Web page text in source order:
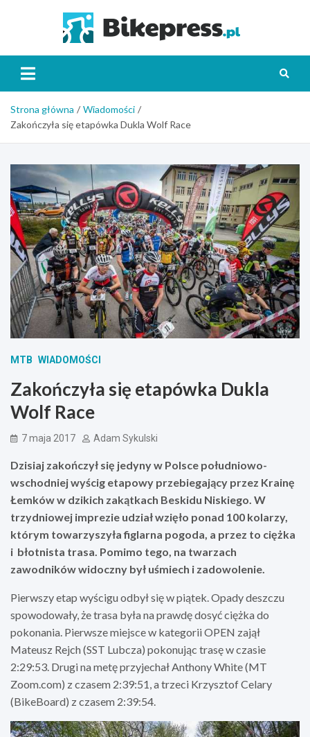
Strona główna
Wiadomości
Zakończyła się etapówka Dukla Wolf Race
MTB WIADOMOŚCI
Zakończyła się etapówka Dukla
Wolf Race
7 maja 2017 Adam Sykulski
Dzisiaj zakończył się jedyny w Polsce południowo-
wschodniej wyścig etapowy przebiegający przez Krainę
Łemków w dzikich zakątkach Beskidu Niskiego. W
trzydniowej imprezie udział wzięło ponad 100 kolarzy,
którym towarzyszyła figlarna pogoda, a przez to ciężka
i błotnista trasa. Pomimo tego, na twarzach
zawodników widoczny był uśmiech i zadowolenie.
Pierwszy etap wyścigu odbył się w piątek. Opady deszczu
spowodowały, że trasa była na prawdę dosyć ciężka do
pokonania. Pierwsze miejsce w kategorii OPEN zajął
Mateusz Rejch (SST Lubcza) pokonując trasę w czasie
2:29:53. Drugi na metę przyjechał Anthony White (MT
Zoom.com) z czasem 2:39:51, a trzeci Krzysztof Celary
(BikeBoard) z czasem 2:39:54.